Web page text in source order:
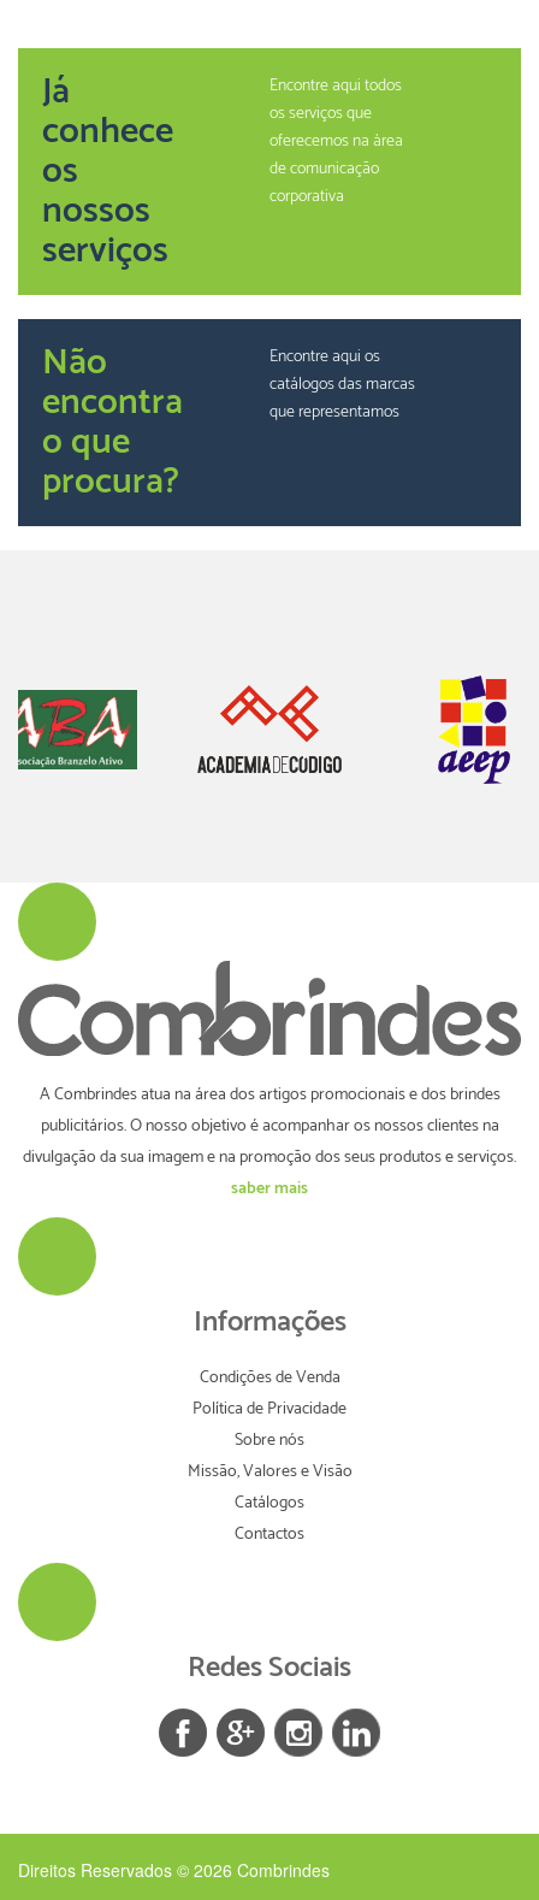
Já
conhece
os
nossos
serviços
Encontre aqui todos
os serviços que
oferecemos na àrea
de comunicação
corporativa
Não
encontra
o que
procura?
Encontre aqui os
catálogos das marcas
que representamos
A Combrindes atua na área dos artigos promocionais e dos brindes
publicitários. O nosso objetivo é acompanhar os nossos clientes na
divulgação da sua imagem e na promoção dos seus produtos e serviços.
saber mais
Informações
Condições de Venda
Política de Privacidade
Sobre nós
Missão, Valores e Visão
Catálogos
Contactos
Redes Sociais
Direitos Reservados © 2026 Combrindes